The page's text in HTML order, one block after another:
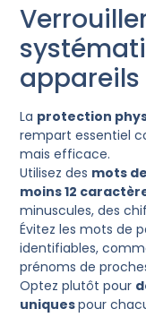
appareils
La protection
rempart essentiel
mais efficace.
Utilisez des mots
moins 12
minuscules, des
Évitez les mots de
identifiables,
prénoms de
Optez plutôt pour
uniquespour